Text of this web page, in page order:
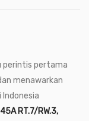
perintis pertama
menawarkan
Indonesia
RT.7/RW.3,